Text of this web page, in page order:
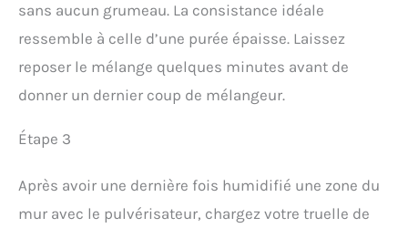
sans aucun grumeau. La consistance idéale
ressemble à celle d’une purée épaisse. Laissez
reposer le mélange quelques minutes avant de
donner un dernier coup de mélangeur.
Étape 3
Après avoir une dernière fois humidifié une zone du
mur avec le pulvérisateur, chargez votre truelle de